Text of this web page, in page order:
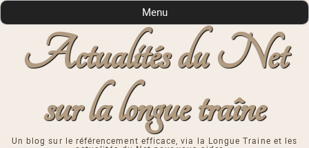
Actualités du Net
sur la longue traîne
Un blog sur le référencement efficace, via la Longue Traine et les
Menu